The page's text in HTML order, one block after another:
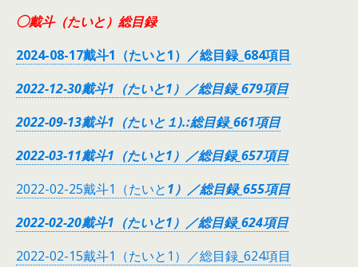
◯戴斗（たいと）総目録
2024-08-17戴斗1（たいと1）／総目録_684項目
2022-12-30戴斗1（たいと1）／総目録_679項目
2022-09-13戴斗1（たいと１).:総目録_661項目
2022-03-11戴斗1（たいと1）／総目録_657項目
2022-02-25戴斗1（たいと1）／総目録_655項目
2022-02-20戴斗1（たいと1）／総目録_624項目
2022-02-15戴斗1（たいと1）／総目録_624項目